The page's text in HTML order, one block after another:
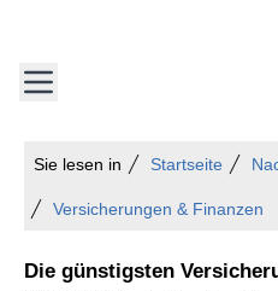
Sie lesen in Startseite
Versicherungen & Finanzen
Die günstigsten